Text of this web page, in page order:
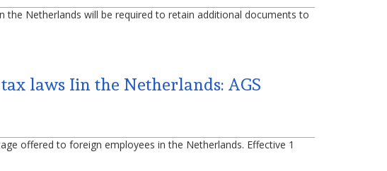
the Netherlands will be required to retain additional documents to
laws Iin the Netherlands: AGS
offered to foreign employees in the Netherlands. Effective 1